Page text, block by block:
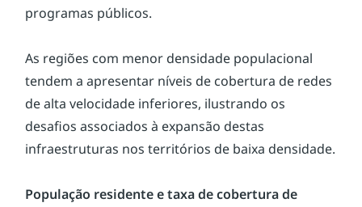
programas públicos.
As regiões com menor densidade populacional
tendem a apresentar níveis de cobertura de redes
de alta velocidade inferiores, ilustrando os
desafios associados à expansão destas
infraestruturas nos territórios de baixa densidade.
População residente e taxa de cobertura de